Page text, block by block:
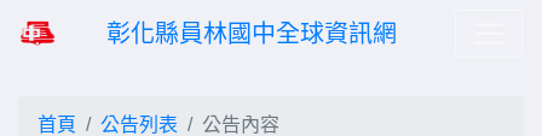
彰化縣員林國中全球資訊網
首頁 公告列表 公告內容